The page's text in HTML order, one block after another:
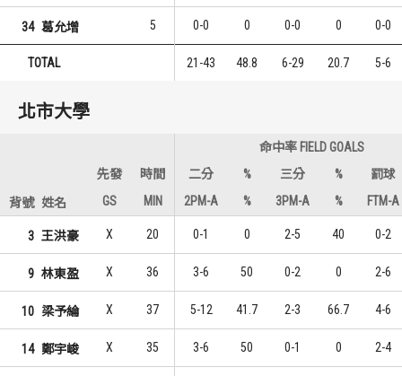
34 葛允增 5 0-0 0 0-0 0 0-0
TOTAL 21-43 48.8 6-29 20.7 5-6
北市大學
命中率 FIELD GOALS
先發
時間 二分 % 三分 %
罰球
背號 姓名 GS MIN 2PM-A % 3PM-A % FTM-A
3 王洪豪 X 20 0-1 0 2-5 40 0-2
9 林東盈 X 36 3-6 50 0-2 0 2-6
10 梁予綸 X 37 5-12 41.7 2-3 66.7 4-6
14 鄭宇峻 X 35 3-6 50 0-1 0 2-4